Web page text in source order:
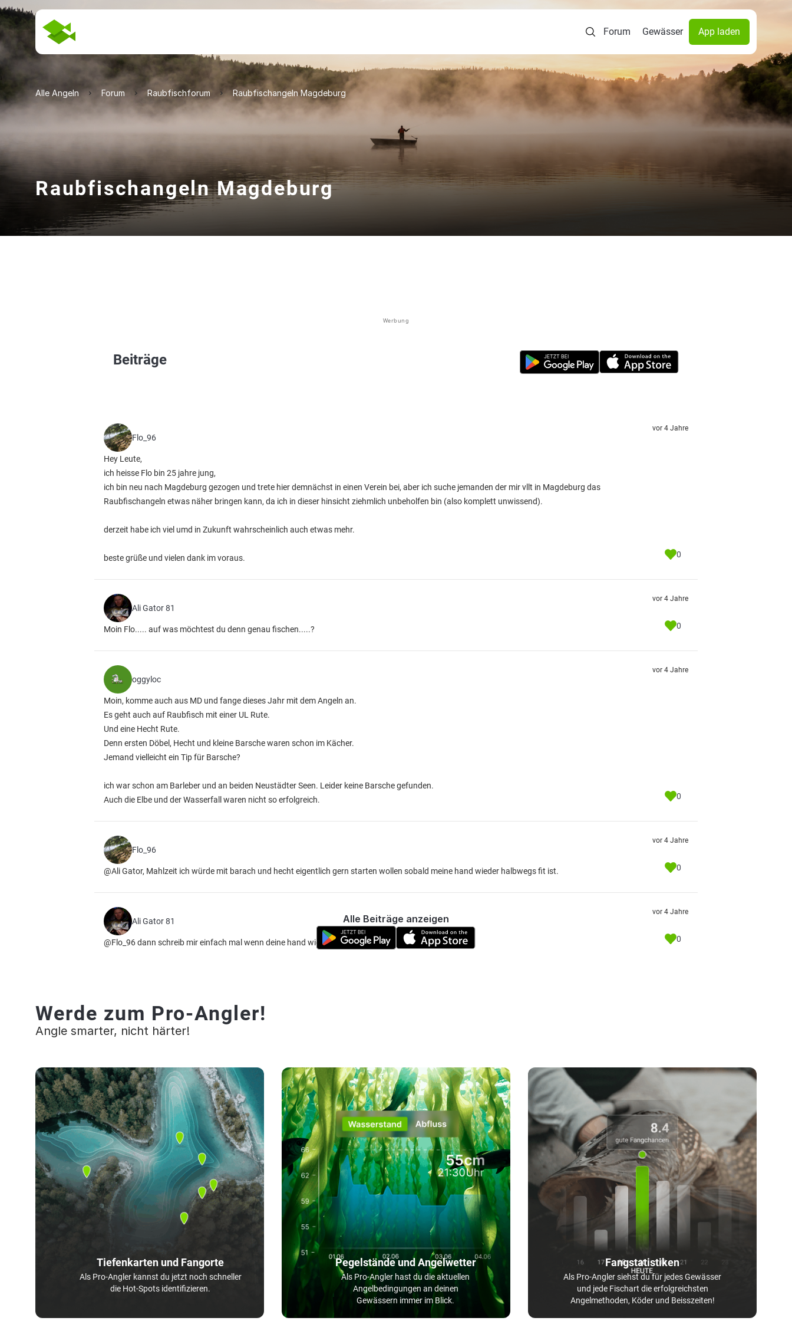
Forum Gewässer App laden
Alle Angeln Forum Raubfischforum Raubfischangeln Magdeburg
Raubfischangeln Magdeburg
Werbung
Beiträge
Flo_96
Hey Leute,
ich heisse Flo bin 25 jahre jung,
ich bin neu nach Magdeburg gezogen und trete hier demnächst in einen Verein bei, aber ich suche jemanden der mir vllt in Magdeburg das
Raubfischangeln etwas näher bringen kann, da ich in dieser hinsicht ziehmlich unbeholfen bin (also komplett unwissend).
derzeit habe ich viel umd in Zukunft wahrscheinlich auch etwas mehr.
beste grüße und vielen dank im voraus.
vor 4 Jahre
0
Ali Gator 81
Moin Flo..... auf was möchtest du denn genau fischen.....?
vor 4 Jahre
0
oggyloc
Moin, komme auch aus MD und fange dieses Jahr mit dem Angeln an.
Es geht auch auf Raubfisch mit einer UL Rute.
Und eine Hecht Rute.
Denn ersten Döbel, Hecht und kleine Barsche waren schon im Kächer.
Jemand vielleicht ein Tip für Barsche?
ich war schon am Barleber und an beiden Neustädter Seen. Leider keine Barsche gefunden.
Auch die Elbe und der Wasserfall waren nicht so erfolgreich.
vor 4 Jahre
0
Flo_96
@Ali Gator, Mahlzeit ich würde mit barach und hecht eigentlich gern starten wollen sobald meine hand wieder halbwegs fit ist.
vor 4 Jahre
0
Ali Gator 81
@Flo_96 dann schreib mir einfach mal wenn deine hand wieder fit ist....✌️
vor 4 Jahre
0
Alle Beiträge anzeigen
Werde zum Pro-Angler!
Angle smarter, nicht härter!
Tiefenkarten und Fangorte
Als Pro-Angler kannst du jetzt noch schneller
die Hot-Spots identifizieren.
Pegelstände und Angelwetter
Als Pro-Angler hast du die aktuellen
Angelbedingungen an deinen
Gewässern immer im Blick.
Fangstatistiken
Als Pro-Angler siehst du für jedes Gewässer
und jede Fischart die erfolgreichsten
Angelmethoden, Köder und Beisszeiten!